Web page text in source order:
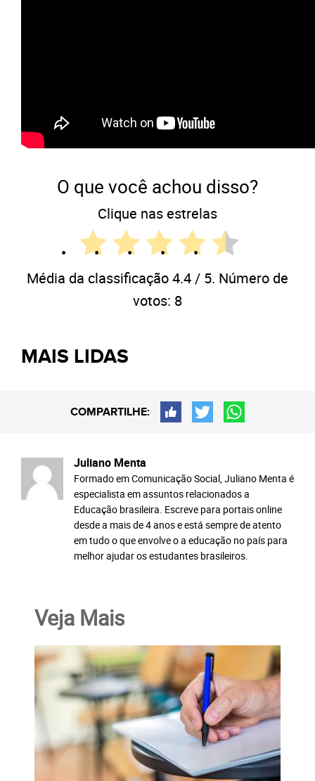
O que você achou disso?
Clique nas estrelas
Média da classificação4.4/ 5. Número de
votos: 8
MAIS LIDAS
COMPARTILHE:
Juliano Menta
Formado em Comunicação Social, Juliano Menta é
especialista em assuntos relacionados a
Educação brasileira. Escreve para portais online
desde a mais de 4 anos e está sempre de atento
em tudo o que envolve o a educação no país para
melhor ajudar os estudantes brasileiros.
Veja Mais